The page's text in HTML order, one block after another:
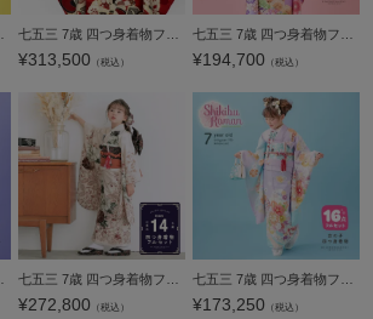
¥313,500 （税込） ¥194,700 （税込）
¥272,800 （税込） ¥173,250 （税込）